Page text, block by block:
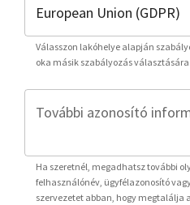
Válasszon lakóhelye alapján
oka másik szabályozás választására.
További azonosító
Ha szeretnél, megadhatsz további
felhasználónév, ügyfélazonosító
szervezetet abban, hogy megtalálja